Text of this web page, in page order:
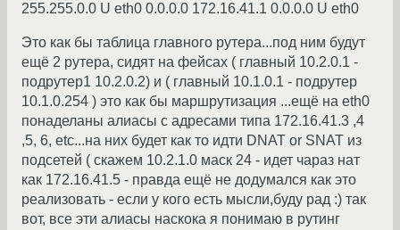
255.255.0.0 U eth0 0.0.0.0 172.16.41.1 0.0.0.0 U eth0
Это как бы таблица главного рутера...под ним будут
ещё 2 рутера, сидят на фейсах ( главный 10.2.0.1 -
подрутер1 10.2.0.2) и ( главный 10.1.0.1 - подрутер
10.1.0.254 ) это как бы маршрутизация ...ещё на eth0
понаделаны алиасы с адресами типа 172.16.41.3 ,4
,5, 6, etc...на них будет как то идти DNAT or SNAT из
подсетей ( скажем 10.2.1.0 маск 24 - идет чараз нат
как 172.16.41.5 - правда ещё не додумался как это
реализовать - если у кого есть мысли,буду рад :) так
вот, все эти алиасы наскока я понимаю в рутинг